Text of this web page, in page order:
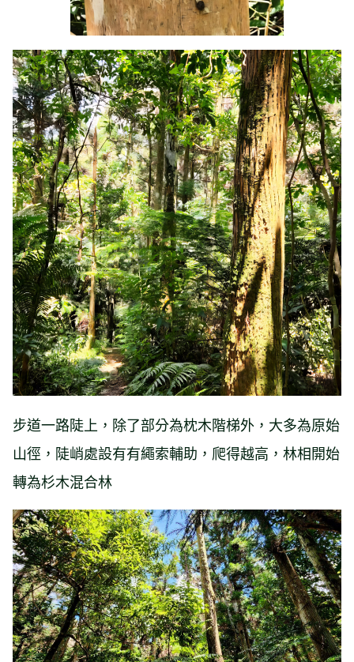
步道一路陡上，除了部分為枕木階梯外，大多為原始
山徑，陡峭處設有有繩索輔助，爬得越高，林相開始
轉為杉木混合林